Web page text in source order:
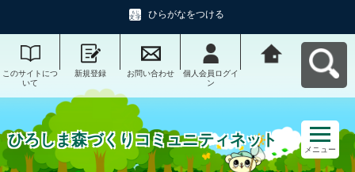
ひらがなをつける
このサイトにつ
いて
新規登録 お問い合わせ
個人会員ログイ
ン
ひろしま森づくりコミュニティネット
メニュー